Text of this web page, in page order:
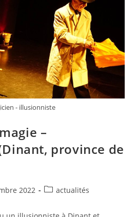
- illusionniste
–
province de
2022 actualités